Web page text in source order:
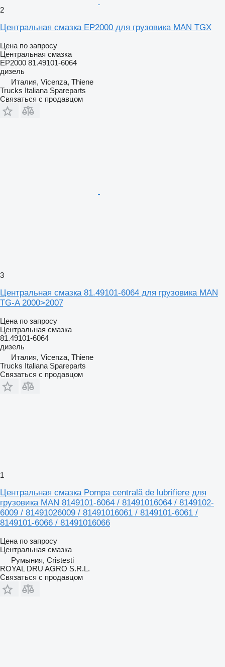
2
Центральная смазка EP2000 для грузовика MAN TGX
Цена по запросу
Центральная смазка
EP2000 81.49101-6064
дизель
Италия, Vicenza, Thiene
Trucks Italiana Spareparts
Связаться с продавцом
3
Центральная смазка 81.49101-6064 для грузовика MAN
TG-A 2000>2007
Цена по запросу
Центральная смазка
81.49101-6064
дизель
Италия, Vicenza, Thiene
Trucks Italiana Spareparts
Связаться с продавцом
1
Центральная смазка Pompa centrală de lubrifiere для
грузовика MAN 8149101-6064 / 81491016064 / 8149102-
6009 / 81491026009 / 81491016061 / 8149101-6061 /
8149101-6066 / 81491016066
Цена по запросу
Центральная смазка
Румыния, Cristesti
ROYAL DRU AGRO S.R.L.
Связаться с продавцом